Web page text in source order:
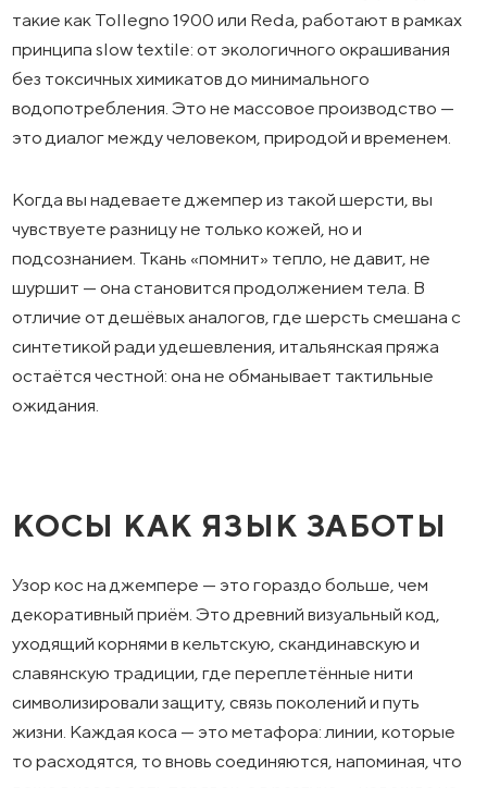
такие как Tollegno 1900 или Reda, работают в рамках
принципа slow textile: от экологичного окрашивания
без токсичных химикатов до минимального
водопотребления. Это не массовое производство —
это диалог между человеком, природой и временем.
Когда вы надеваете джемпер из такой шерсти, вы
чувствуете разницу не только кожей, но и
подсознанием. Ткань «помнит» тепло, не давит, не
шуршит — она становится продолжением тела. В
отличие от дешёвых аналогов, где шерсть смешана с
синтетикой ради удешевления, итальянская пряжа
остаётся честной: она не обманывает тактильные
ожидания.
КОСЫ КАК ЯЗЫК ЗАБОТЫ
Узор кос на джемпере — это гораздо больше, чем
декоративный приём. Это древний визуальный код,
уходящий корнями в кельтскую, скандинавскую и
славянскую традиции, где переплетённые нити
символизировали защиту, связь поколений и путь
жизни. Каждая коса — это метафора: линии, которые
то расходятся, то вновь соединяются, напоминая, что